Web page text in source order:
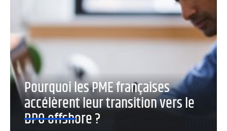
Pourquoi les PME françaises
accélèrent leur transition vers le
BPO offshore ?